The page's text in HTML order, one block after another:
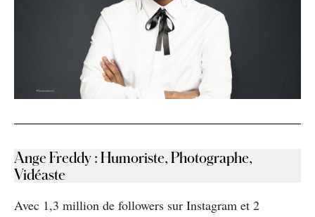
Ange Freddy : Humoriste, Photographe,
Vidéaste
Avec 1,3 million de followers sur Instagram et 2